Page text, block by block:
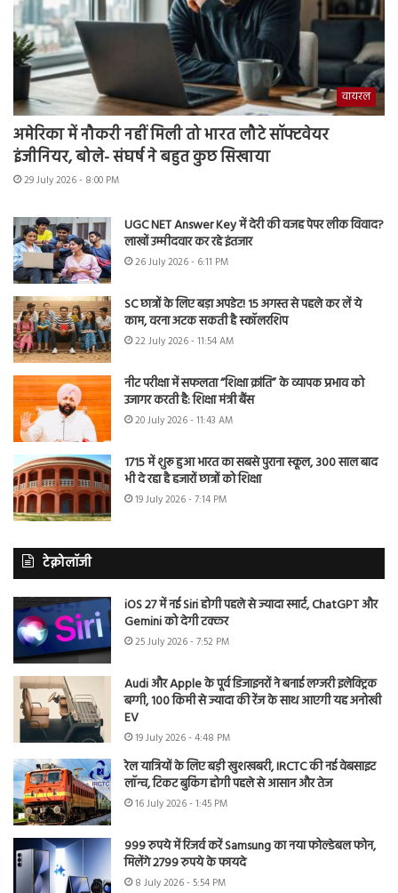
वायरल
अमेरिका में नौकरी नहीं मिली तो भारत लौटे सॉफ्टवेयर
इंजीनियर, बोले- संघर्ष ने बहुत कुछ सिखाया
29 July 2026 - 8:00 PM
UGC NET Answer Key में देरी की वजह पेपर लीक विवाद?
लाखों उम्मीदवार कर रहे इंतजार
26 July 2026 - 6:11 PM
SC छात्रों के लिए बड़ा अपडेट! 15 अगस्त से पहले कर लें ये
काम, वरना अटक सकती है स्कॉलरशिप
22 July 2026 - 11:54 AM
नीट परीक्षा में सफलता “शिक्षा क्रांति” के व्यापक प्रभाव को
उजागर करती है: शिक्षा मंत्री बैंस
20 July 2026 - 11:43 AM
1715 में शुरू हुआ भारत का सबसे पुराना स्कूल, 300 साल बाद
भी दे रहा है हजारों छात्रों को शिक्षा
19 July 2026 - 7:14 PM
टेक्नोलॉजी
iOS 27 में नई Siri होगी पहले से ज्यादा स्मार्ट, ChatGPT और
Gemini को देगी टक्कर
25 July 2026 - 7:52 PM
Audi और Apple के पूर्व डिजाइनरों ने बनाई लग्जरी इलेक्ट्रिक
बग्गी, 100 किमी से ज्यादा की रेंज के साथ आएगी यह अनोखी
EV
19 July 2026 - 4:48 PM
रेल यात्रियों के लिए बड़ी खुशखबरी, IRCTC की नई वेबसाइट
लॉन्च, टिकट बुकिंग होगी पहले से आसान और तेज
16 July 2026 - 1:45 PM
999 रुपये में रिजर्व करें Samsung का नया फोल्डेबल फोन,
मिलेंगे 2799 रुपये के फायदे
8 July 2026 - 5:54 PM